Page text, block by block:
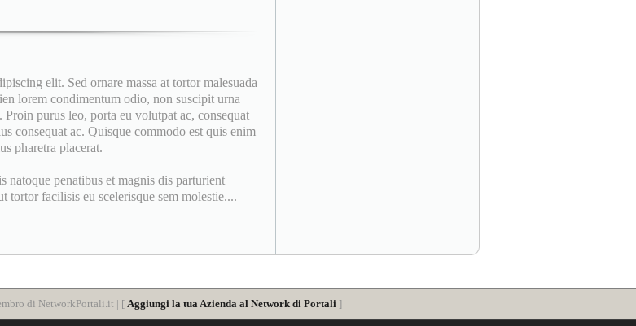
elit. Sed ornare massa at tortor malesuada
lorem condimentum odio, non suscipit urna
purus leo, porta eu volutpat ac, consequat
consequat ac. Quisque commodo est quis enim
pharetra placerat.
natoque penatibus et magnis dis parturient
tortor facilisis eu scelerisque sem molestie....
di NetworkPortali.it | [ Aggiungi la tua Azienda al Network di Portali ]